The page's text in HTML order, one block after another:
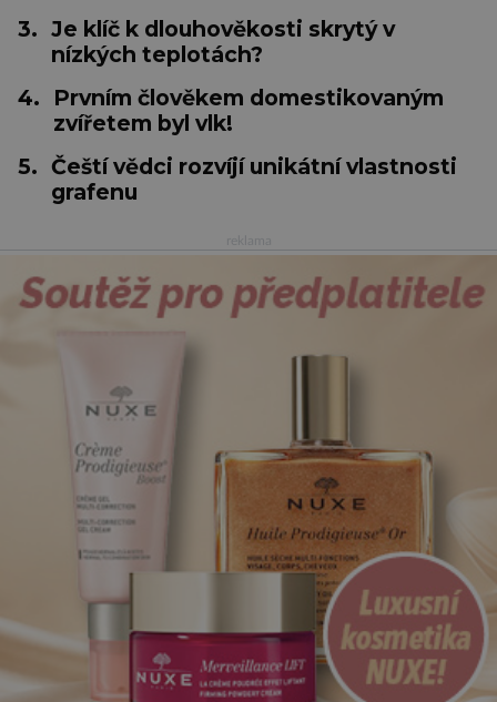
3. Je klíč k dlouhověkosti skrytý v
nízkých teplotách?
4.
Prvním člověkem domestikovaným
zvířetem byl vlk!
5. Čeští vědci rozvíjí unikátní vlastnosti
grafenu